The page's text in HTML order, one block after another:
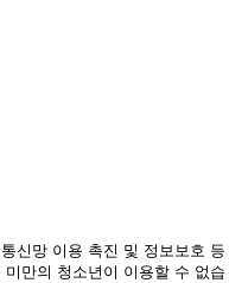
신망 이용 촉진 및 정보보호 등
만의 청소년이 이용할 수 없습